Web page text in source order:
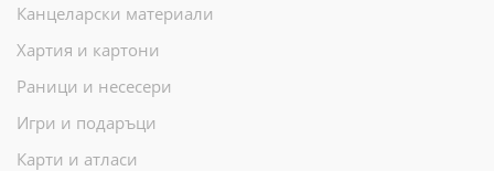
Канцеларски материали
Хартия и картони
Раници и несесери
Игри и подаръци
Карти и атласи